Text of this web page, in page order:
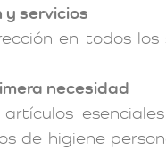
y servicios
en todos
necesidad
de higiene